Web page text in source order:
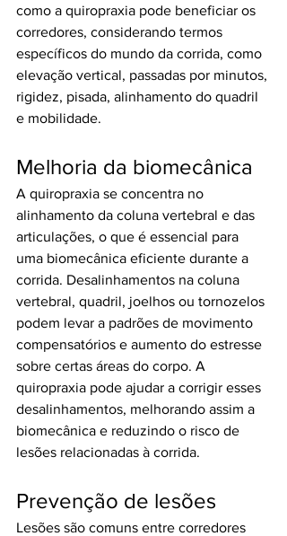
como a quiropraxia pode beneficiar os
corredores, considerando termos
específicos do mundo da corrida, como
elevação vertical, passadas por minutos,
rigidez, pisada, alinhamento do quadril
e mobilidade.
Melhoria da biomecânica
A quiropraxia se concentra no
alinhamento da coluna vertebral e das
articulações, o que é essencial para
uma biomecânica eficiente durante a
corrida. Desalinhamentos na coluna
vertebral, quadril, joelhos ou tornozelos
podem levar a padrões de movimento
compensatórios e aumento do estresse
sobre certas áreas do corpo. A
quiropraxia pode ajudar a corrigir esses
desalinhamentos, melhorando assim a
biomecânica e reduzindo o risco de
lesões relacionadas à corrida.
Prevenção de lesões
Lesões são comuns entre corredores